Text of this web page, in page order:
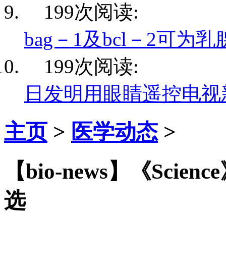
199次阅读:
bag－1及bcl－2可为乳
199次阅读:
日发明用眼睛遥控电视
主页> 医学动态 >
【bio-news】《
选